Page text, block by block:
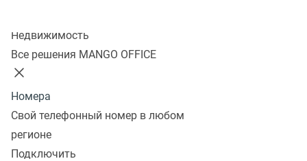
Недвижимость
Все решения MANGO OFFICE
Номера
Свой телефонный номер в любом
регионе
Подключить
Что такое виртуальный
мобильный (или DEF) номер?